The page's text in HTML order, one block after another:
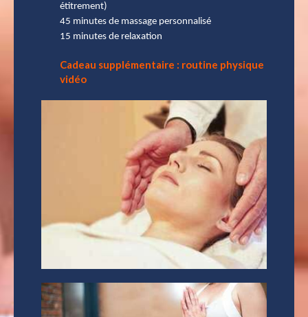
étitrement)
45 minutes de massage personnalisé
15 minutes de relaxation
Cadeau supplémentaire : routine physique
vidéo